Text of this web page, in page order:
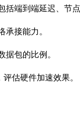
括端到端延迟、节
承接能力。
据包的比例。
估硬件加速效果。